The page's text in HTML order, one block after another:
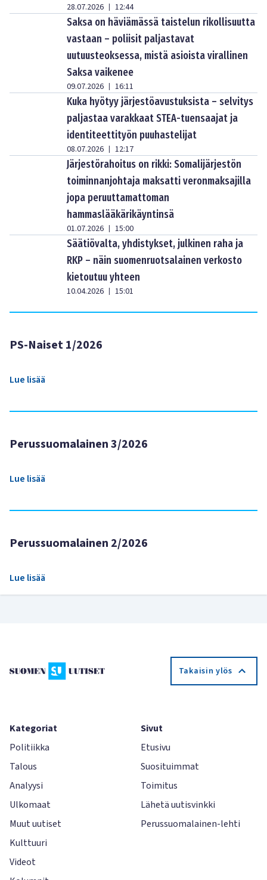
28.07.2026 | 12:44
Saksa on häviämässä taistelun rikollisuutta
vastaan – poliisit paljastavat
uutuusteoksessa, mistä asioista virallinen
Saksa vaikenee
09.07.2026 | 16:11
Kuka hyötyy järjestöavustuksista – selvitys
paljastaa varakkaat STEA-tuensaajat ja
identiteettityön puuhastelijat
08.07.2026 | 12:17
Järjestörahoitus on rikki: Somalijärjestön
toiminnanjohtaja maksatti veronmaksajilla
jopa peruuttamattoman
hammaslääkärikäyntinsä
01.07.2026 | 15:00
Säätiövalta, yhdistykset, julkinen raha ja
RKP – näin suomenruotsalainen verkosto
kietoutuu yhteen
10.04.2026 | 15:01
PS-Naiset 1/2026
Lue lisää
Perussuomalainen 3/2026
Lue lisää
Perussuomalainen 2/2026
Lue lisää
Takaisin ylös
Kategoriat
Politiikka
Talous
Analyysi
Ulkomaat
Muut uutiset
Kulttuuri
Videot
Sivut
Etusivu
Suosituimmat
Toimitus
Lähetä uutisvinkki
Perussuomalainen-lehti